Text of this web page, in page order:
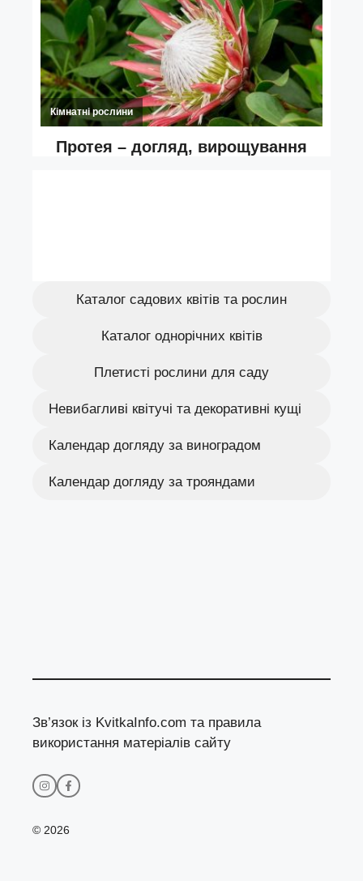
Каталог садових квітів та рослин
Каталог однорічних квітів
Плетисті рослини для саду
Невибагливі квітучі та декоративні кущі
Календар догляду за виноградом
Календар догляду за трояндами
Зв’язок із KvitkaInfo.com та правила
використання матеріалів сайту
© 2026